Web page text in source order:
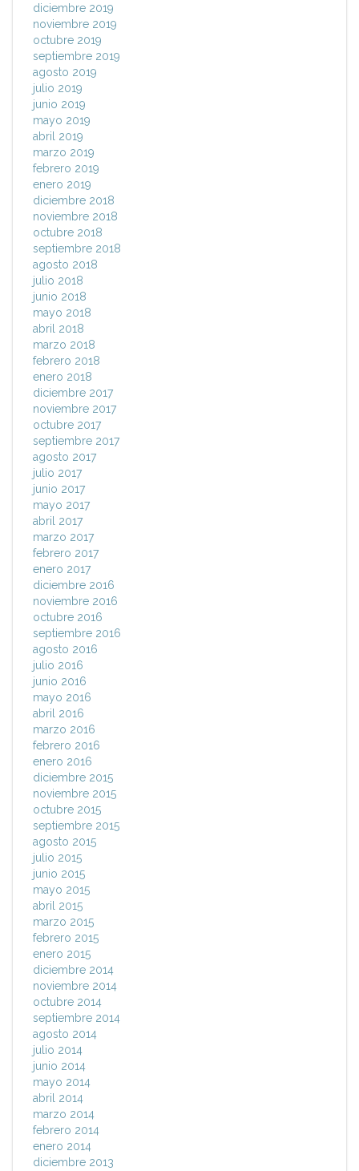
diciembre 2019
noviembre 2019
octubre 2019
septiembre 2019
agosto 2019
julio 2019
junio 2019
mayo 2019
abril 2019
marzo 2019
febrero 2019
enero 2019
diciembre 2018
noviembre 2018
octubre 2018
septiembre 2018
agosto 2018
julio 2018
junio 2018
mayo 2018
abril 2018
marzo 2018
febrero 2018
enero 2018
diciembre 2017
noviembre 2017
octubre 2017
septiembre 2017
agosto 2017
julio 2017
junio 2017
mayo 2017
abril 2017
marzo 2017
febrero 2017
enero 2017
diciembre 2016
noviembre 2016
octubre 2016
septiembre 2016
agosto 2016
julio 2016
junio 2016
mayo 2016
abril 2016
marzo 2016
febrero 2016
enero 2016
diciembre 2015
noviembre 2015
octubre 2015
septiembre 2015
agosto 2015
julio 2015
junio 2015
mayo 2015
abril 2015
marzo 2015
febrero 2015
enero 2015
diciembre 2014
noviembre 2014
octubre 2014
septiembre 2014
agosto 2014
julio 2014
junio 2014
mayo 2014
abril 2014
marzo 2014
febrero 2014
enero 2014
diciembre 2013